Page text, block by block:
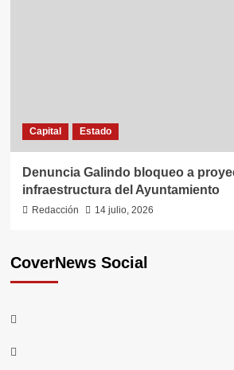
Capital Estado
Denuncia Galindo bloqueo a
infraestructura del Ayuntamiento
Redacción 14 julio, 2026
CoverNews Social
Youtube
Vimeo